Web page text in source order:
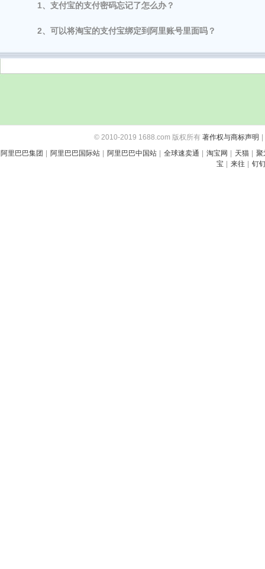
1、支付宝的支付密码忘记了怎么办？
2、可以将淘宝的支付宝绑定到阿里账号里面吗？
© 2010-2019 1688.com 版权所有 著作权与商标声明
阿里巴巴集团
阿里巴巴国际站 阿里巴巴中国站 全球速卖通 淘宝网 天猫
聚
宝
来往 钉